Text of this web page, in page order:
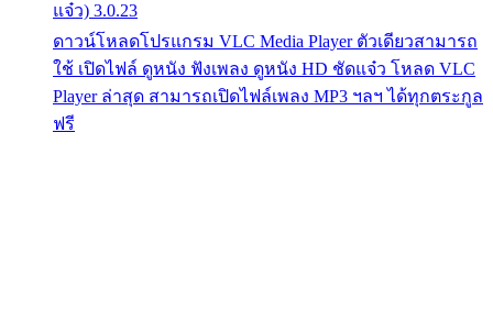
แจ๋ว) 3.0.23
ดาวน์โหลดโปรแกรม VLC Media Player ตัวเดียวสามารถ
ใช้ เปิดไฟล์ ดูหนัง ฟังเพลง ดูหนัง HD ชัดแจ๋ว โหลด VLC
Player ล่าสุด สามารถเปิดไฟล์เพลง MP3 ฯลฯ ได้ทุกตระกูล
ฟรี